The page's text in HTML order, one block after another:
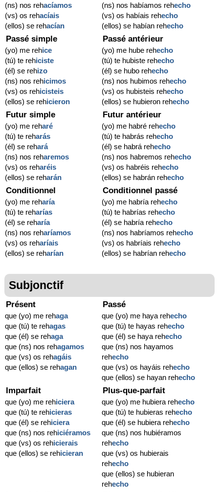
(ns) nos rehacíamos
(vs) os rehacíais
(ellos) se rehacían
(ns) nos habíamos rehecho
(vs) os habíais rehecho
(ellos) se habían rehecho
Passé simple
(yo) me rehice
(tú) te rehiciste
(él) se rehizo
(ns) nos rehicimos
(vs) os rehicisteis
(ellos) se rehicieron
Passé antérieur
(yo) me hube rehecho
(tú) te hubiste rehecho
(él) se hubo rehecho
(ns) nos hubimos rehecho
(vs) os hubisteis rehecho
(ellos) se hubieron rehecho
Futur simple
(yo) me reharé
(tú) te reharás
(él) se rehará
(ns) nos reharemos
(vs) os reharéis
(ellos) se reharán
Futur antérieur
(yo) me habré rehecho
(tú) te habrás rehecho
(él) se habrá rehecho
(ns) nos habremos rehecho
(vs) os habréis rehecho
(ellos) se habrán rehecho
Conditionnel
(yo) me reharía
(tú) te reharías
(él) se reharía
(ns) nos reharíamos
(vs) os reharíais
(ellos) se reharían
Conditionnel passé
(yo) me habría rehecho
(tú) te habrías rehecho
(él) se habría rehecho
(ns) nos habríamos rehecho
(vs) os habríais rehecho
(ellos) se habrían rehecho
Subjonctif
Présent
que (yo) me rehaga
que (tú) te rehagas
que (él) se rehaga
que (ns) nos rehagamos
que (vs) os rehagáis
que (ellos) se rehagan
Passé
que (yo) me haya rehecho
que (tú) te hayas rehecho
que (él) se haya rehecho
que (ns) nos hayamos
rehecho
que (vs) os hayáis rehecho
que (ellos) se hayan rehecho
Imparfait
que (yo) me rehiciera
que (tú) te rehicieras
que (él) se rehiciera
que (ns) nos rehiciéramos
que (vs) os rehicierais
que (ellos) se rehicieran
Plus-que-parfait
que (yo) me hubiera rehecho
que (tú) te hubieras rehecho
que (él) se hubiera rehecho
que (ns) nos hubiéramos
rehecho
que (vs) os hubierais
rehecho
que (ellos) se hubieran
rehecho